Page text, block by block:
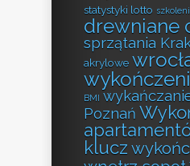
statystyki lotto
drewniane
sprzątania
akrylowe
BMI
Poznań
klucz